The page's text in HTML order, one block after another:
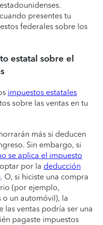
presentes tu
federales sobre los
estatal sobre el
impuestos estatales
sobre las ventas en tu
más si deducen
Sin embargo, si
se aplica el impuesto
por la deducción
. O, si hiciste una compra
(por ejemplo,
un automóvil), la
las ventas podría ser una
pagaste impuestos